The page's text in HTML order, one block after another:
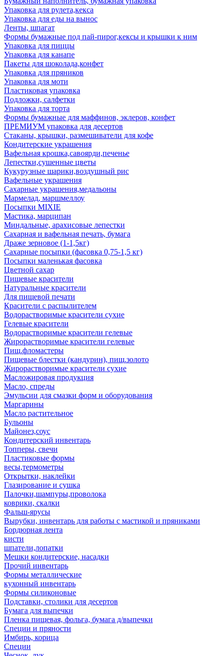
Упаковка для рулета,кекса
Упаковка для еды на вынос
Ленты, шпагат
Формы бумажные под пай-пирог,кексы и крышки к ним
Упаковка для пиццы
Упаковка для канапе
Пакеты для шоколада,конфет
Упаковка для пряников
Упаковка для моти
Пластиковая упаковка
Подложки, салфетки
Упаковка для торта
Формы бумажные для маффинов, эклеров, конфет
ПРЕМИУМ упаковка для десертов
Стаканы, крышки, размешиватели для кофе
Кондитерские украшения
Вафельная крошка,савоярди,печенье
Лепестки,сушенные цветы
Кукурузные шарики,воздушный рис
Вафельные украшения
Сахарные украшения,медальоны
Мармелад, маршмеллоу
Посыпки MIXIE
Мастика, марципан
Миндальные, арахисовые лепестки
Сахарная и вафельная печать, бумага
Драже зерновое (1-1,5кг)
Сахарные посыпки (фасовка 0,75-1,5 кг)
Посыпки маленькая фасовка
Цветной сахар
Пищевые красители
Натуральные красители
Для пищевой печати
Красители с распылителем
Водорастворимые красители сухие
Гелевые красители
Водорастворимые красители гелевые
Жирорастворимые красители гелевые
Пищ.фломастеры
Пищевые блестки (кандурин), пищ.золото
Жирорастворимые красители сухие
Масложировая продукция
Масло, спреды
Эмульсии для смазки форм и оборудования
Маргарины
Масло растительное
Бульоны
Майонез,соус
Кондитерский инвентарь
Топперы, свечи
Пластиковые формы
весы,термометры
Открытки, наклейки
Глазирование и сушка
Палочки,шампуры,проволока
коврики, скалки
Фальш-ярусы
Вырубки, инвентарь для работы с мастикой и пряниками
Бордюрная лента
кисти
шпатели,лопатки
Мешки кондитерские, насадки
Прочий инвентарь
Формы металлические
кухонный инвентарь
Формы силиконовые
Подставки, столики для десертов
Бумага для выпечки
Пленка пищевая, фольга, бумага д/выпечки
Специи и пряности
Имбирь, корица
Специи